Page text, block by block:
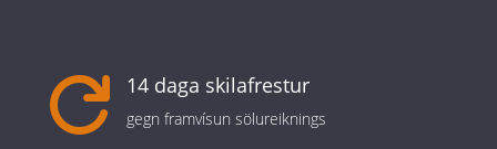
 14 daga skilafrestur
gegn framvísun sölureiknings